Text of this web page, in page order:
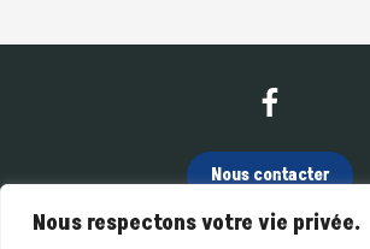
Nous respectons votre vie privée.
Nous contacter